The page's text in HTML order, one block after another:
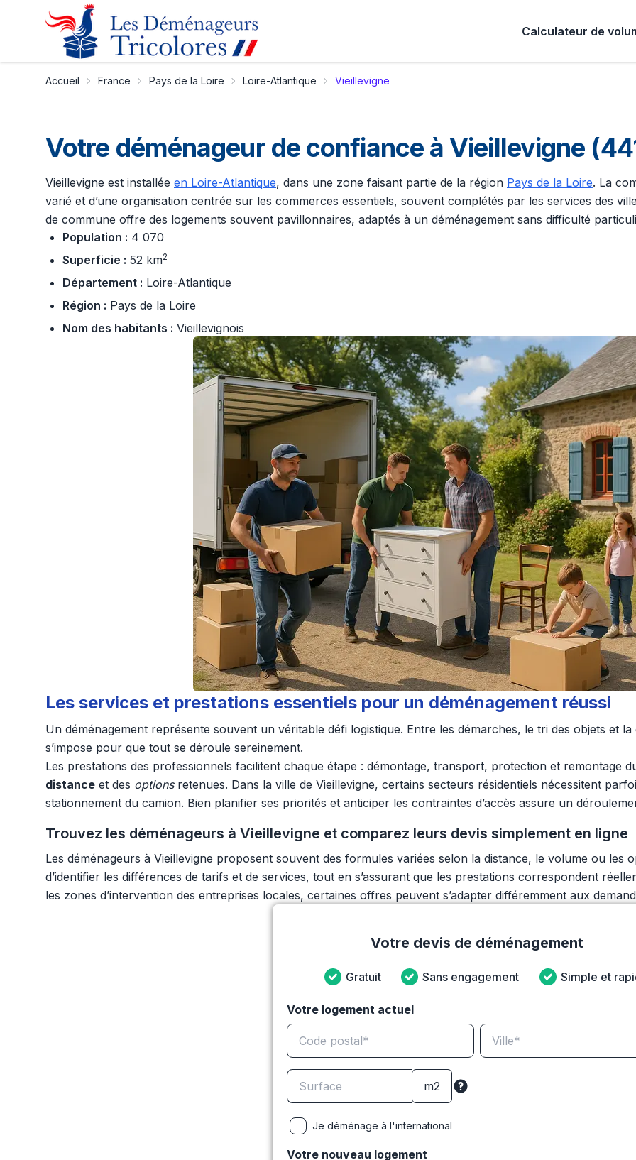
Calculateur de
Accueil France Pays de la Loire Loire-Atlantique Vieillevigne
Votre déménageur de confiance à Vieillevigne
Vieillevigne est installée en Loire-Atlantique, dans une zone faisant partie de la région Pays de la Loire. La
varié et d’une organisation centrée sur les commerces essentiels, souvent complétés par les services des
de commune offre des logements souvent pavillonnaires, adaptés à un déménagement sans difficulté
Population : 4 070
Superficie : 52 km2
Département : Loire-Atlantique
Région : Pays de la Loire
Nom des habitants : Vieillevignois
Les services et prestations essentiels pour un déménagement réussi
Un déménagement représente souvent un véritable défi logistique. Entre les démarches, le tri des objets et
s’impose pour que tout se déroule sereinement.
Les prestations des professionnels facilitent chaque étape : démontage, transport, protection et remontage
distance et des optionsretenues. Dans la ville de Vieillevigne, certains secteurs résidentiels nécessitent
stationnement du camion. Bien planifier ses priorités et anticiper les contraintes d’accès assure un
Trouvez les déménageurs à Vieillevigne et comparez leurs devis simplement en ligne
Les déménageurs à Vieillevigne proposent souvent des formules variées selon la distance, le volume ou les
d’identifier les différences de tarifs et de services, tout en s’assurant que les prestations correspondent
les zones d’intervention des entreprises locales, certaines offres peuvent s’adapter différemment aux
Votre devis de déménagement
Gratuit Sans engagement Simple et
Votre logement actuel
Je déménage à l'international
Votre nouveau logement